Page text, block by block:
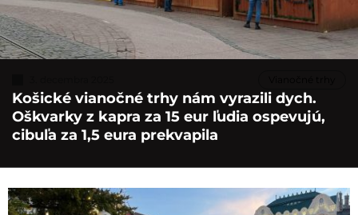
Košické vianočné trhy nám vyrazili dych.
Oškvarky z kapra za 15 eur ľudia ospevujú,
cibuľa za 1,5 eura prekvapila